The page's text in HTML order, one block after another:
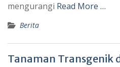
mengurangi Read More …
Berita
Tanaman Transgenik